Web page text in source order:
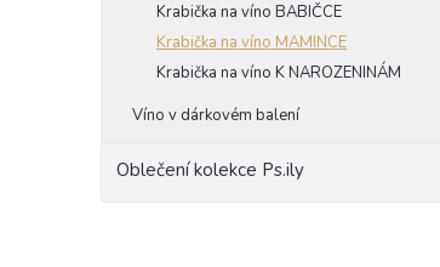
Krabička na víno BABIČCE
Krabička na víno MAMINCE
Krabička na víno K NAROZENINÁM
Víno v dárkovém balení
Oblečení kolekce Ps.ily